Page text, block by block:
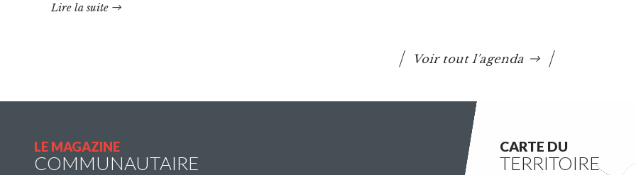
escapade à Damgan ou à
profiter de sorties et loisirs pendant la […]
Questembert Communauté lance un 3e appel à
associations du territoire.
Lire la suite
Voir tout l'agenda
LE MAGAZINE
COMMUNAUTAIRE
CARTE DU
TERRITOIRE